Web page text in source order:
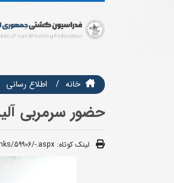
خانه اطلاع رسانی
حضور سرمربی
لینک کوتاه: 59906/-.aspx